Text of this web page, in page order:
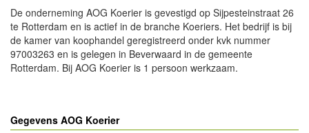
De onderneming AOG Koerier is gevestigd op Sijpesteinstraat 26
te Rotterdam en is actief in de branche Koeriers. Het bedrijf is bij
de kamer van koophandel geregistreerd onder kvk nummer
97003263 en is gelegen in Beverwaard in de gemeente
Rotterdam. Bij AOG Koerier is 1 persoon werkzaam.
Gegevens AOG Koerier